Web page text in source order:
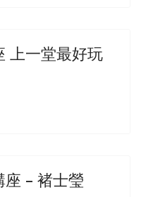
上一堂最好玩
座 – 褚士瑩